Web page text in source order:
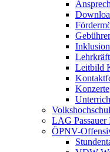
Leitbild
Konzerte
LAG Passauer
ÖPNV-